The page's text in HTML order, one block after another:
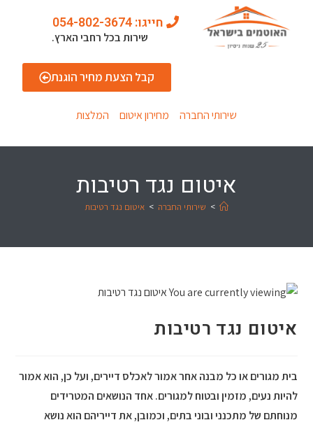
חייגו: 054-802-3674
שירות בכל רחבי הארץ.
קבל הצעת מחיר הוגנת
שירותי החברה מחירון איטום המלצות
איטום נגד רטיבות
> שירותי החברה > איטום נגד רטיבות
איטום נגד רטיבות
בית מגורים או כל מבנה אחר אמור לאכלס דיירים, ועל כן, הוא אמור
להיות נעים, מזמין ובטוח למגורים. אחד הנושאים המטרידים
מנוחתם של מתכנני ובוני בתים, וכמובן, את דייריהם הוא נושא